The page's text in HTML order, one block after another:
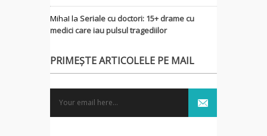
MihaI la Seriale cu doctori: 15+ drame cu
medici care iau pulsul tragediilor
PRIMEȘTE ARTICOLELE PE MAIL